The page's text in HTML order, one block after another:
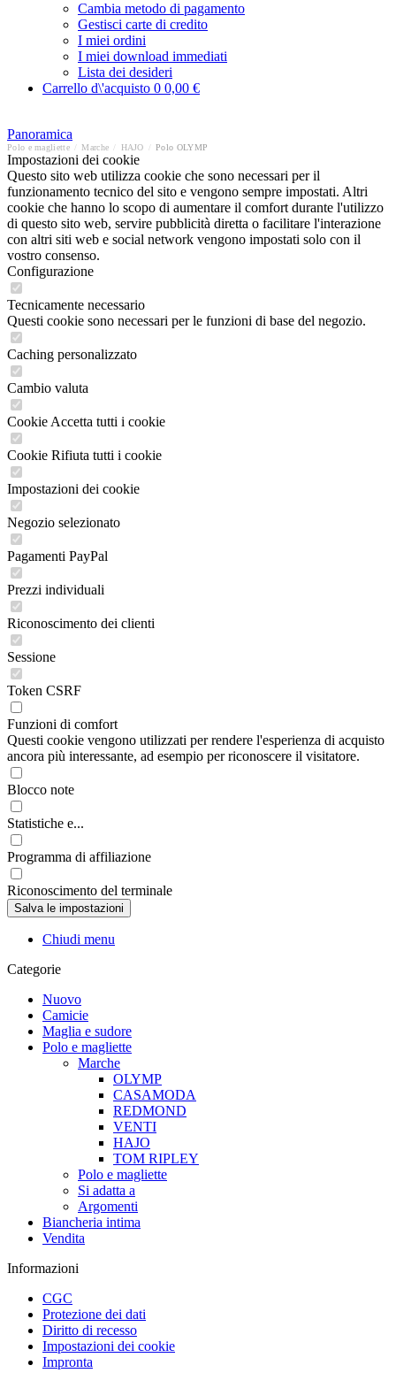
Cambia metodo di pagamento
Gestisci carte di credito
I miei ordini
I miei download immediati
Lista dei desideri
Carrello d\'acquisto 0 0,00 €
Panoramica
Polo e magliette Marche HAJO Polo OLYMP
Impostazioni dei cookie
Questo sito web utilizza cookie che sono necessari per il
funzionamento tecnico del sito e vengono sempre impostati. Altri
cookie che hanno lo scopo di aumentare il comfort durante l'utilizzo
di questo sito web, servire pubblicità diretta o facilitare l'interazione
con altri siti web e social network vengono impostati solo con il
vostro consenso.
Configurazione
Tecnicamente necessario
Questi cookie sono necessari per le funzioni di base del negozio.
Caching personalizzato
Cambio valuta
Cookie Accetta tutti i cookie
Cookie Rifiuta tutti i cookie
Impostazioni dei cookie
Negozio selezionato
Pagamenti PayPal
Prezzi individuali
Riconoscimento dei clienti
Sessione
Token CSRF
Funzioni di comfort
Questi cookie vengono utilizzati per rendere l'esperienza di acquisto
ancora più interessante, ad esempio per riconoscere il visitatore.
Blocco note
Statistiche e...
Programma di affiliazione
Riconoscimento del terminale
Chiudi menu
Categorie
Nuovo
Camicie
Maglia e sudore
Polo e magliette
Marche
OLYMP
CASAMODA
REDMOND
VENTI
HAJO
TOM RIPLEY
Polo e magliette
Si adatta a
Argomenti
Biancheria intima
Vendita
Informazioni
CGC
Protezione dei dati
Diritto di recesso
Impostazioni dei cookie
Impronta